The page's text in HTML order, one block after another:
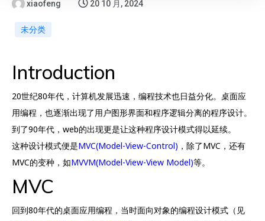
xiaofeng 20 10 月, 2024
未分类
Introduction
20世纪80年代，计算机发展迅速，编程技术也日益分化。桌面应
用编程，也逐渐出现了用户图形界面和程序逻辑分离的程序设计。
到了90年代，web的出现更是让这种程序设计模式得以延续。
这种设计模式便是MVC(Model-View-Control) ，除了MVC，还有
MVC的变种，如MVVM(Model-View-View Model)等。
MVC
回到80年代的桌面应用编程，当时面向对象的编程设计模式（见